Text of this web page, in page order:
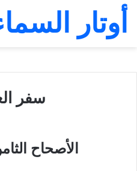
أوتار
سفر
الأصحاح